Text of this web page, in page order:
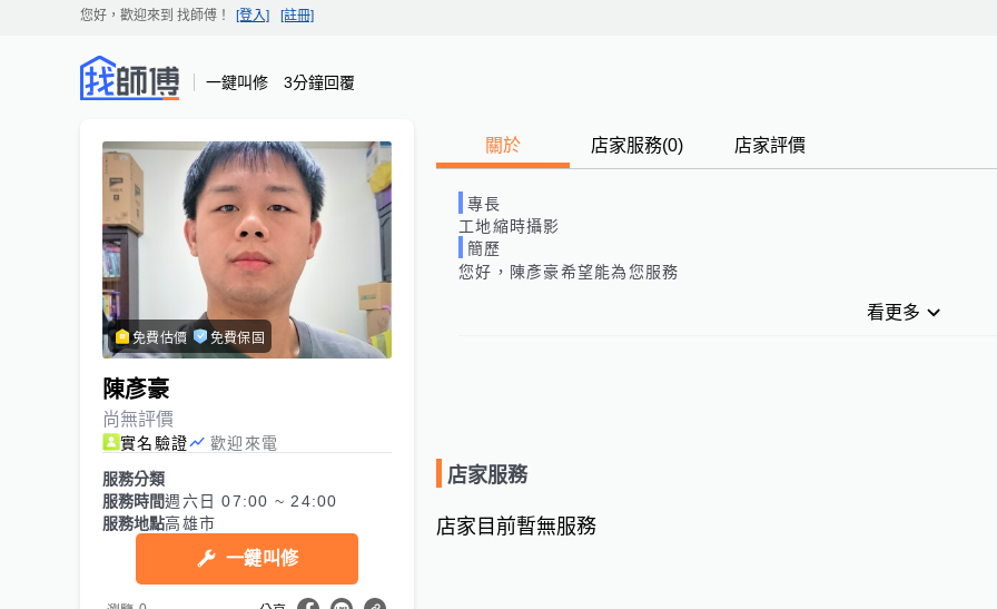
您好，歡迎來到 找師傅 ！ [登入] [註冊]
一鍵叫修 3分鐘回覆
免費估價 免費保固
陳彥豪
尚無評價
實名驗證
歡迎來電
服務分類
服務時間週六日 07:00 ~ 24:00
服務地點高雄市
一鍵叫修
關於 店家服務(0) 店家評價
專長
工地縮時攝影
簡歷
您好，陳彥豪希望能為您服務
看更多
店家服務
店家目前暫無服務